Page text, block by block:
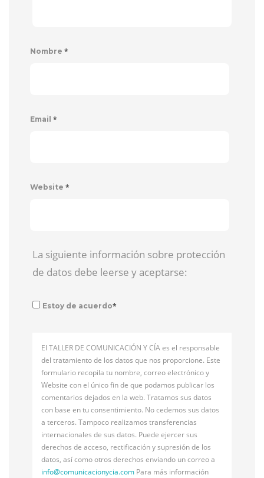
Nombre *
Email *
Website *
La siguiente información sobre protección
de datos debe leerse y aceptarse:
Estoy de acuerdo*
El TALLER DE COMUNICACIÓN Y CÍA es el responsable
del tratamiento de los datos que nos proporcione. Este
formulario recopila tu nombre, correo electrónico y
Website con el único fin de que podamos publicar los
comentarios dejados en la web. Tratamos sus datos
con base en tu consentimiento. No cedemos sus datos
a terceros. Tampoco realizamos transferencias
internacionales de sus datos. Puede ejercer sus
derechos de acceso, rectificación y supresión de los
datos, así como otros derechos enviando un correo a
info@comunicacionycia.com Para más información